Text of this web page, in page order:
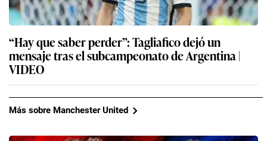
“Hay que saber perder”: Tagliafico dejó un
mensaje tras el subcampeonato de Argentina |
VIDEO
Más sobre Manchester United